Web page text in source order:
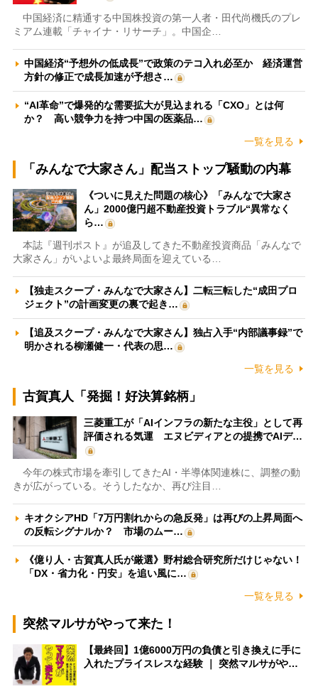
中国経済に精通する中国株投資の第一人者・田代尚機氏のプレ
ミアム連載「チャイナ・リサーチ」。中国企…
中国経済“予想外の低成長”で政策のテコ入れ必至か 経済運営
方針の修正で成長加速が予想さ…
“AI革命”で爆発的な需要拡大が見込まれる「CXO」とは何
か？ 高い競争力を持つ中国の医薬品…
一覧を見る
「みんなで大家さん」配当ストップ騒動の内幕
《ついに見えた問題の核心》「みんなで大家さ
ん」2000億円超不動産投資トラブル“異常なく
ら…
本誌『週刊ポスト』が追及してきた不動産投資商品「みんなで
大家さん」がいよいよ最終局面を迎えている…
【独走スクープ・みんなで大家さん】二転三転した“成田プロ
ジェクト”の計画変更の裏で起き…
【追及スクープ・みんなで大家さん】独占入手“内部議事録”で
明かされる柳瀬健一・代表の思…
一覧を見る
古賀真人「発掘！好決算銘柄」
三菱重工が「AIインフラの新たな主役」として再
評価される気運 エヌビディアとの提携でAIデ…
今年の株式市場を牽引してきたAI・半導体関連株に、調整の動
きが広がっている。そうしたなか、再び注目…
キオクシアHD「7万円割れからの急反発」は再びの上昇局面へ
の反転シグナルか？ 市場のムー…
《億り人・古賀真人氏が厳選》野村総合研究所だけじゃない！
「DX・省力化・円安」を追い風に…
一覧を見る
突然マルサがやって来た！
【最終回】1億6000万円の負債と引き換えに手に
入れたプライスレスな経験 ｜ 突然マルサがや…